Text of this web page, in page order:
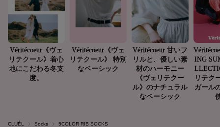
CLUÉL Socks 5COLOR RIB SOCKS